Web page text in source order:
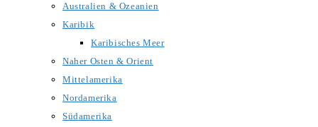
Australien & Ozeanien
Karibik
Karibisches Meer
Naher Osten & Orient
Mittelamerika
Nordamerika
Südamerika